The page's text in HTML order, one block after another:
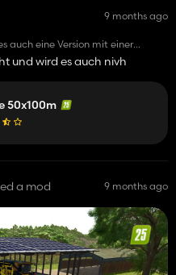
9 months ago
auch eine Version mit einer
? und wird es auch nivh
50x100m
a mod 9 months ago